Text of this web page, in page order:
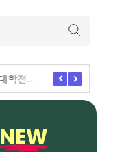
Video By 대학전쟁 시즌 3 전편 공개 완료!
NEW